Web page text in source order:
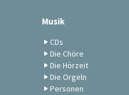
Musik
CDs
Die Chöre
Die Hörzeit
Die Orgeln
Personen